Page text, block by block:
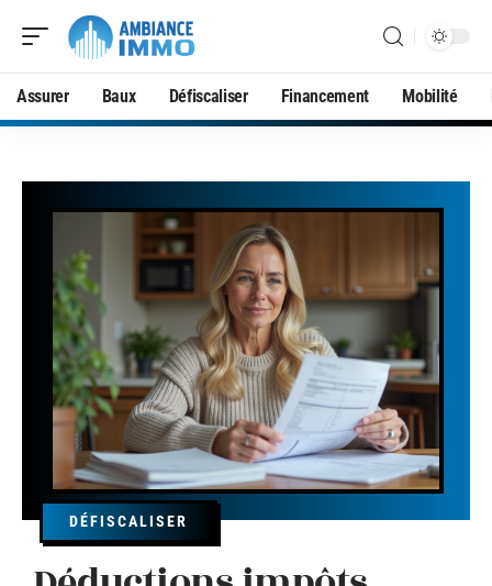
Assurer Baux Défiscaliser Financement Mobilité
DÉFISCALISER